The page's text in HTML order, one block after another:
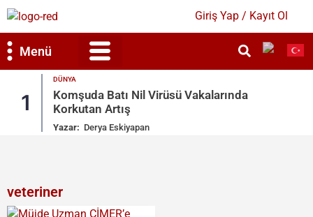
Giriş Yap / Kayıt Ol
Menü
1
DÜNYA
Komşuda Batı Nil Virüsü Vakalarında
Korkutan Artış
Yazar: Derya Eskiyapan
veteriner